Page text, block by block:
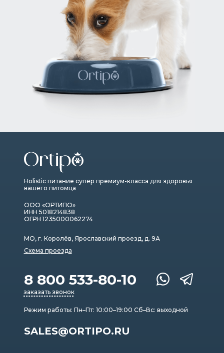
заказать звонок
Holistic питание супер премиум-класса для здоровья
вашего питомца
ООО «ОРТИПО»
ИНН 5018214838
ОГРН 1235000062274
Режим работы: Пн–Пт: 10:00–19:00 Сб–Вс: выходной
МО, г. Королёв, Ярославский проезд, д. 9А
Схема проезда
8 800 533-80-10
SALES@ORTIPO.RU